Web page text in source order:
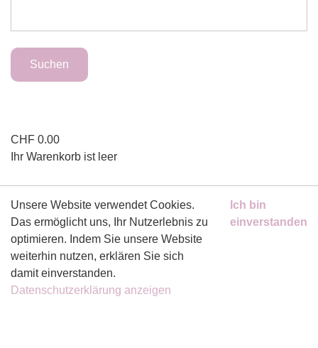
CHF 0.00
Ihr Warenkorb ist leer
ZAHLUNGSMITTEL
Unsere Website verwendet Cookies.
Das ermöglicht uns, Ihr Nutzerlebnis zu
optimieren. Indem Sie unsere Website
weiterhin nutzen, erklären Sie sich
damit einverstanden.
Datenschutzerklärung anzeigen
Ich bin
einverstanden